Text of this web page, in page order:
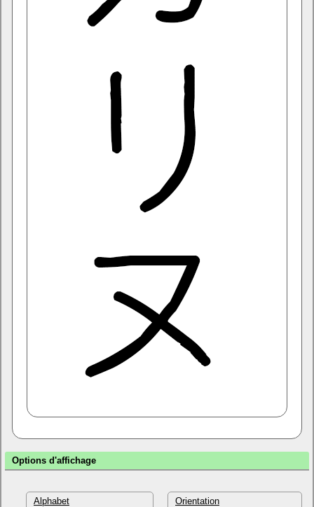
Options d'affichage
Alphabet Orientation